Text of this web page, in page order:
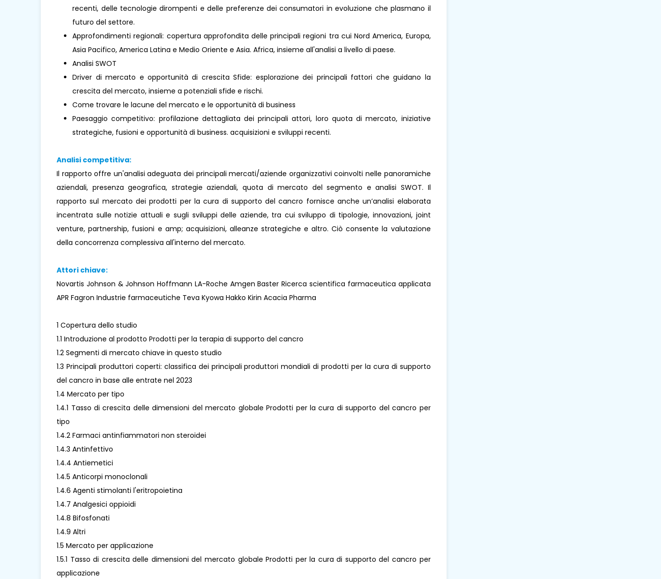
recenti, delle tecnologie dirompenti e delle preferenze dei consumatori in evoluzione che plasmano il
futuro del settore.
Approfondimenti regionali: copertura approfondita delle principali regioni tra cui Nord America, Europa,
Asia Pacifico, America Latina e Medio Oriente e Asia. Africa, insieme all'analisi a livello di paese.
Analisi SWOT
Driver di mercato e opportunità di crescita Sfide: esplorazione dei principali fattori che guidano la
crescita del mercato, insieme a potenziali sfide e rischi.
Come trovare le lacune del mercato e le opportunità di business
Paesaggio competitivo: profilazione dettagliata dei principali attori, loro quota di mercato, iniziative
strategiche, fusioni e opportunità di business. acquisizioni e sviluppi recenti.
Analisi competitiva:
Il rapporto offre un'analisi adeguata dei principali mercati/aziende organizzativi coinvolti nelle panoramiche
aziendali, presenza geografica, strategie aziendali, quota di mercato del segmento e analisi SWOT. Il
rapporto sul mercato dei prodotti per la cura di supporto del cancro fornisce anche un’analisi elaborata
incentrata sulle notizie attuali e sugli sviluppi delle aziende, tra cui sviluppo di tipologie, innovazioni, joint
venture, partnership, fusioni e amp; acquisizioni, alleanze strategiche e altro. Ciò consente la valutazione
della concorrenza complessiva all'interno del mercato.
Attori chiave:
Novartis Johnson & Johnson Hoffmann LA-Roche Amgen Baster Ricerca scientifica farmaceutica applicata
APR Fagron Industrie farmaceutiche Teva Kyowa Hakko Kirin Acacia Pharma
1 Copertura dello studio
1.1 Introduzione al prodotto Prodotti per la terapia di supporto del cancro
1.2 Segmenti di mercato chiave in questo studio
1.3 Principali produttori coperti: classifica dei principali produttori mondiali di prodotti per la cura di supporto
del cancro in base alle entrate nel 2023
1.4 Mercato per tipo
1.4.1 Tasso di crescita delle dimensioni del mercato globale Prodotti per la cura di supporto del cancro per
tipo
1.4.2 Farmaci antinfiammatori non steroidei
1.4.3 Antinfettivo
1.4.4 Antiemetici
1.4.5 Anticorpi monoclonali
1.4.6 Agenti stimolanti l'eritropoietina
1.4.7 Analgesici oppioidi
1.4.8 Bifosfonati
1.4.9 Altri
1.5 Mercato per applicazione
1.5.1 Tasso di crescita delle dimensioni del mercato globale Prodotti per la cura di supporto del cancro per
applicazione